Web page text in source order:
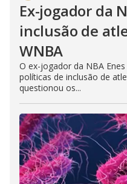
Ex-jogador da
inclusão de
WNBA
O ex-jogador da NBA
políticas de inclusão de
questionou os...